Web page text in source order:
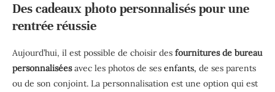
Des cadeaux photo personnalisés pour une
rentrée réussie
Aujourd’hui, il est possible de choisir des fournitures de bureau
personnaliséesavec les photos de ses enfants, de ses parents
ou de son conjoint. La personnalisation est une option qui est